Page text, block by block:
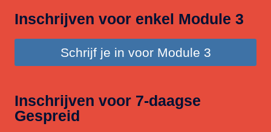
Inschrijven voor enkel Module 3
Schrijf je in voor Module 3
Inschrijven voor 7-daagse
Gespreid